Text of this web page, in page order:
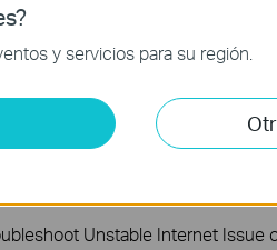
Pro Switches
the Jumbo Frame Pass-Through
Unstable Internet Issue
y servicios para su región.